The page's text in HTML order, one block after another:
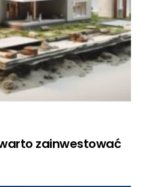
zainwestować